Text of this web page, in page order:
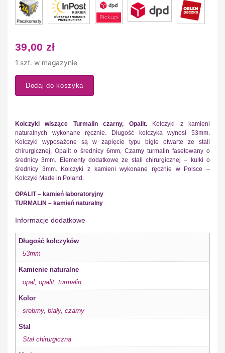
39,00 zł
1 szt. w magazynie
Dodaj do koszyka
Kolczyki wiszące Turmalin czarny, Opalit.Kolczyki z kamieni
naturalnych wykonane ręcznie. Długość kolczyka wynosi 53mm.
Kolczyki wyposażone są w zapięcie typu bigle otwarte ze stali
chirurgicznej. Opalit o średnicy 6mm, Czarny turmalin fasetowany o
średnicy 3mm. Elementy dodatkowe ze stali chirurgicznej – kulki o
średnicy 3mm. Kolczyki z kamieni wykonane ręcznie w Polsce –
Kolczyki Made in Poland.
OPALIT – kamień laboratoryjny
TURMALIN – kamień naturalny
Informacje dodatkowe
Długość kolczyków
53mm
Kamienie naturalne
opal, opalit, turmalin
Kolor
srebrny, biały, czarny
Stal
Stal chirurgiczna